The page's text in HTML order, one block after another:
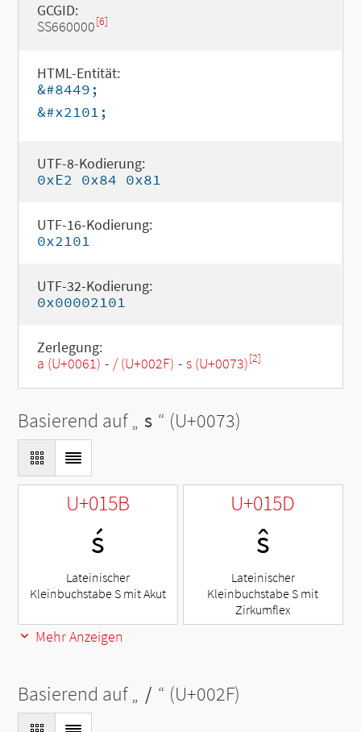
GCGID:
SS660000[6]
HTML-Entität:
&#8449;
&#x2101;
UTF-8-Kodierung:
0xE2 0x84 0x81
UTF-16-Kodierung:
0x2101
UTF-32-Kodierung:
0x00002101
Zerlegung:
a (U+0061) - / (U+002F) - s (U+0073)[2]
Basierend auf „ s “ (U+0073)
U+015B
ś
Lateinischer
Kleinbuchstabe S mit Akut
U+015D
ŝ
Lateinischer
Kleinbuchstabe S mit
Zirkumflex
Mehr Anzeigen
Basierend auf „ / “ (U+002F)